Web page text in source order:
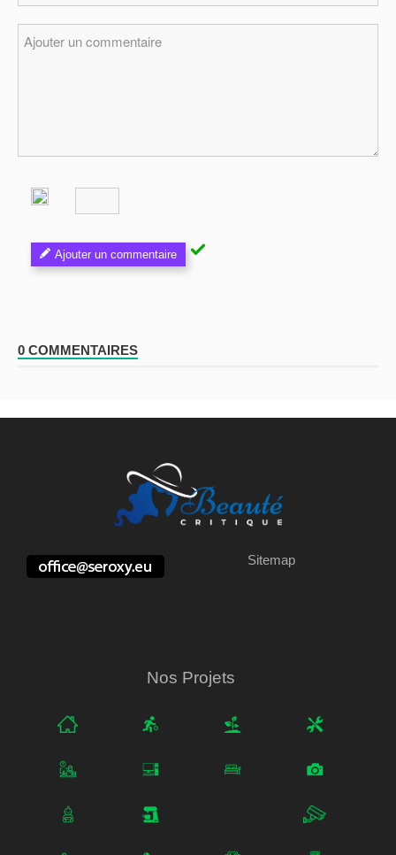
Ajouter un commentaire
0 COMMENTAIRES
Sitemap
Nos Projets